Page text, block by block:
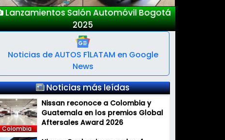
Lanzamientos Salón Automóvil Bogotá
2025
Noticias de AUTOS F1LATAM en Google
News
Noticias más leídas
Colombia
Nissan reconoce a Colombia y
Guatemala en los premios Global
Aftersales Award 2026